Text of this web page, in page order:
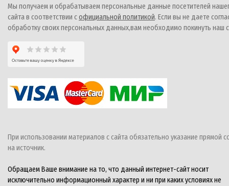
Мы получаем и обрабатываем персональные данные посетителей
сайта в соответствии софициальной политикой. Если вы не даете
обработку своих персональных данных,вам необходимо покинуть наш
При использовании материалов с сайта обязательно указание прямой
на источник.
Обращаем Ваше внимание на то, что данный интернет-сайт носит
исключительно информационный характер и ни при каких условиях не